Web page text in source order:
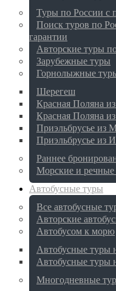
Туры по России с
Поиск туров по
гарантии
Авторские туры
Зарубежные туры
Горнолыжные
Шерегеш
Красная Поляна
Красная Поляна
Приэльбрусье из
Приэльбрусье из
Раннее
Морские и речные
Автобусные туры
Все автобусные
Авторские
Автобусом к морю
Автобусные туры
Автобусные туры
Многодневные